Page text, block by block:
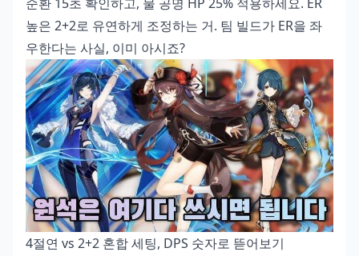
높은 2+2로 유연하게 조정하는 거. 팀 빌드가 ER을 좌
우한다는 사실, 이미 아시죠?
4절연 vs 2+2 혼합 세팅, DPS 숫자로 뜯어보기